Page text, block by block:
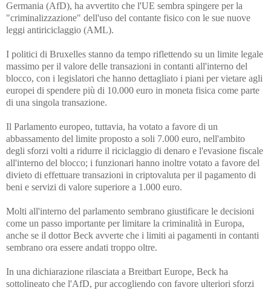
Germania (AfD), ha avvertito che l'UE sembra spingere per la
"criminalizzazione" dell'uso del contante fisico con le sue nuove
leggi antiriciclaggio (AML).
I politici di Bruxelles stanno da tempo riflettendo su un limite legale
massimo per il valore delle transazioni in contanti all'interno del
blocco, con i legislatori che hanno dettagliato i piani per vietare agli
europei di spendere più di 10.000 euro in moneta fisica come parte
di una singola transazione.
Il Parlamento europeo, tuttavia, ha votato a favore di un
abbassamento del limite proposto a soli 7.000 euro, nell'ambito
degli sforzi volti a ridurre il riciclaggio di denaro e l'evasione fiscale
all'interno del blocco; i funzionari hanno inoltre votato a favore del
divieto di effettuare transazioni in criptovaluta per il pagamento di
beni e servizi di valore superiore a 1.000 euro.
Molti all'interno del parlamento sembrano giustificare le decisioni
come un passo importante per limitare la criminalità in Europa,
anche se il dottor Beck avverte che i limiti ai pagamenti in contanti
sembrano ora essere andati troppo oltre.
In una dichiarazione rilasciata a Breitbart Europe, Beck ha
sottolineato che l'AfD, pur accogliendo con favore ulteriori sforzi